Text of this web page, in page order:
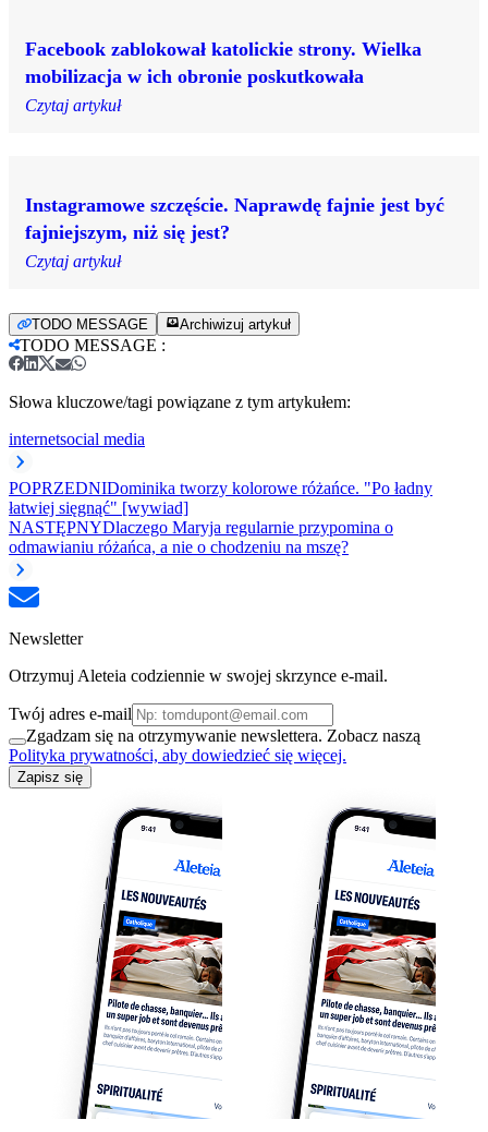
Facebook zablokował katolickie strony. Wielka
mobilizacja w ich obronie poskutkowała
Czytaj artykuł
Instagramowe szczęście. Naprawdę fajnie jest być
fajniejszym, niż się jest?
Czytaj artykuł
TODO MESSAGE Archiwizuj artykuł
TODO MESSAGE :
Słowa kluczowe/tagi powiązane z tym artykułem:
internetsocial media
POPRZEDNIDominika tworzy kolorowe różańce. "Po ładny
łatwiej sięgnąć" [wywiad]
NASTĘPNYDlaczego Maryja regularnie przypomina o
odmawianiu różańca, a nie o chodzeniu na mszę?
Newsletter
Otrzymuj Aleteia codziennie w swojej skrzynce e-mail.
Twój adres e-mail
Zgadzam się na otrzymywanie newslettera. Zobacz naszą
Polityka prywatności, aby dowiedzieć się więcej.
Zapisz się